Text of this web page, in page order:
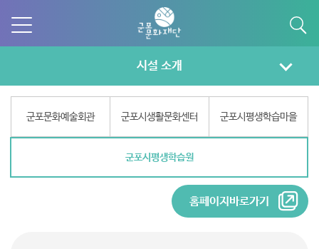
시설 소개
군포문화예술회관 군포시생활문화센터 군포시평생학습마을
군포시평생학습원
홈페이지바로가기